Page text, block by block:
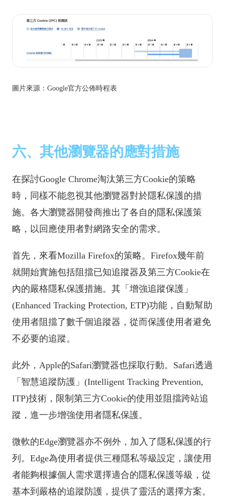
圖片來源：Google官方公佈時程表
六、其他瀏覽器的應對措施
在探討Google Chrome淘汰第三方Cookie的策略
時，同樣不能忽視其他瀏覽器對於隱私保護的措
施。各大瀏覽器開發商推出了各自的隱私保護策
略，以回應使用者對網路安全的需求。
首先，來看Mozilla Firefox的策略。Firefox幾年前
就開始實施包括阻擋已知追蹤器及第三方Cookie在
內的嚴格隱私保護措施。其「增強追蹤保護」
(Enhanced Tracking Protection, ETP)功能，自動幫助
使用者阻擋了數千個追蹤器，從而保護使用者避免
不必要的追蹤。
此外，Apple的Safari瀏覽器也採取行動。Safari透過
「智慧追蹤防護」(Intelligent Tracking Prevention,
ITP)技術，限制第三方Cookie的使用並阻擋跨站追
蹤，進一步增強使用者隱私保護。
微軟的Edge瀏覽器亦不例外，加入了隱私保護的行
列。Edge為使用者提供三種隱私等級設定，讓使用
者能夠根據個人需求選擇適合的隱私保護等級，從
基本到嚴格的追蹤防護，提供了靈活的選擇方案。